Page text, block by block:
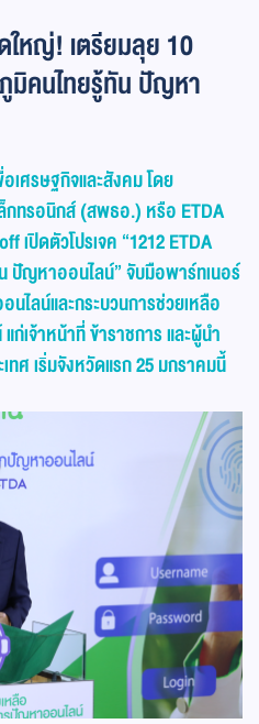
ใหญ่! เตรียมลุย 10
มิคนไทยรู้ทัน ปัญหา
เศรษฐกิจและสังคม โดย
กทรอนิกส์ (สพธอ.) หรือ ETDA
เปิดตัวโปรเจค “1212ETDA
ปัญหาออนไลน์” จับมือพาร์ทเนอร์
ไลน์และกระบวนการช่วยเหลือ
เจ้าหน้าที่ ข้าราชการ และผู้นำ
ศ เริ่มจังหวัดแรก 25 มกราคมนี้